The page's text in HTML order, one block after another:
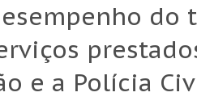
do
e a Polícia